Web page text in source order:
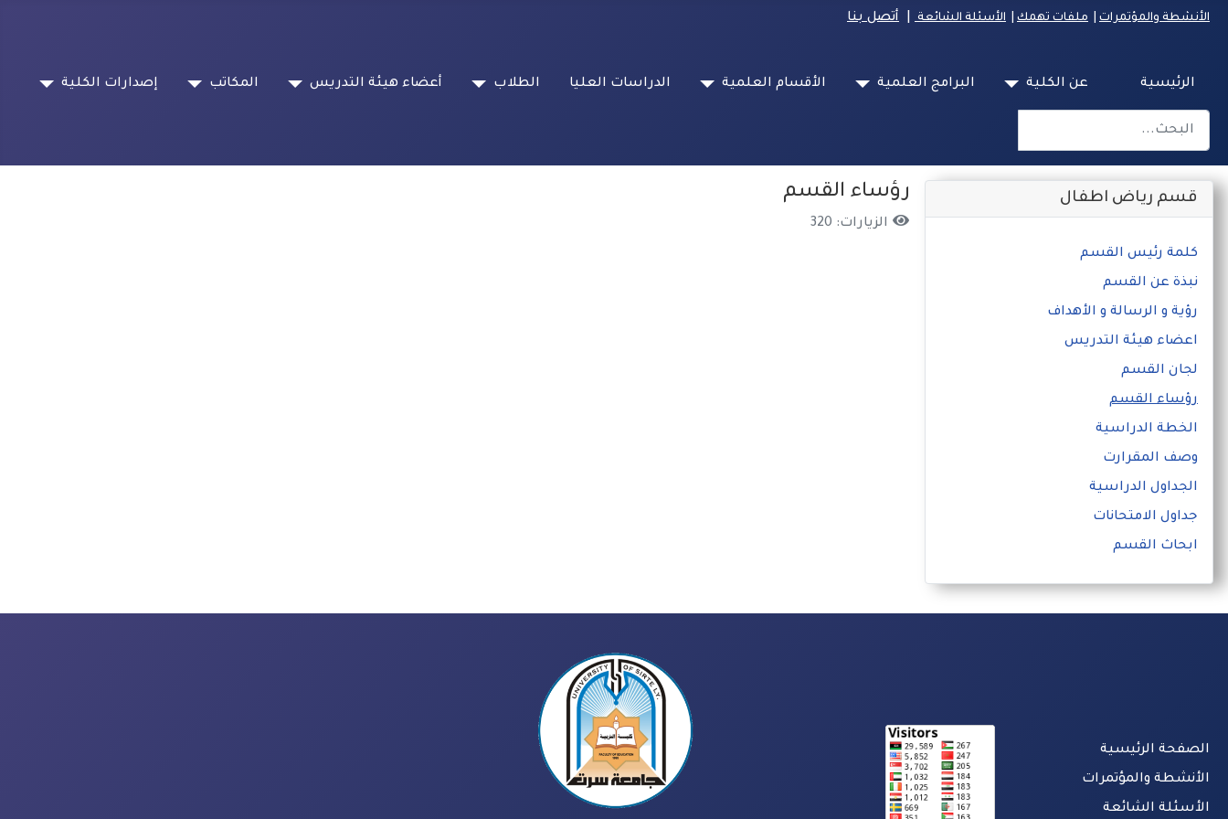
الأنشطة والمؤتمرات ملفات تهمك الأسئلة الشائعة أتصل بنا
الرئيسية عن الكلية البرامج العلمية الأقسام العلمية الدراسات العليا الطلاب أعضاء هيئة التدريس المكاتب إصدارات الكلية
قسم رياض اطفال
كلمة رئيس القسم
نبذة عن القسم
رؤية و الرسالة و الأهداف
اعضاء هيئة التدريس
لجان القسم
رؤساء القسم
الخطة الدراسية
وصف المقرارت
الجداول الدراسية
جداول الامتحانات
ابحاث القسم
رؤساء القسم
الزيارات: 320
الصفحة الرئيسية
الأنشطة والمؤتمرات
الأسئلة الشائعة